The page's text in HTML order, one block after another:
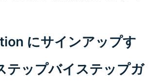
にサインアップす
テップバイステップガ